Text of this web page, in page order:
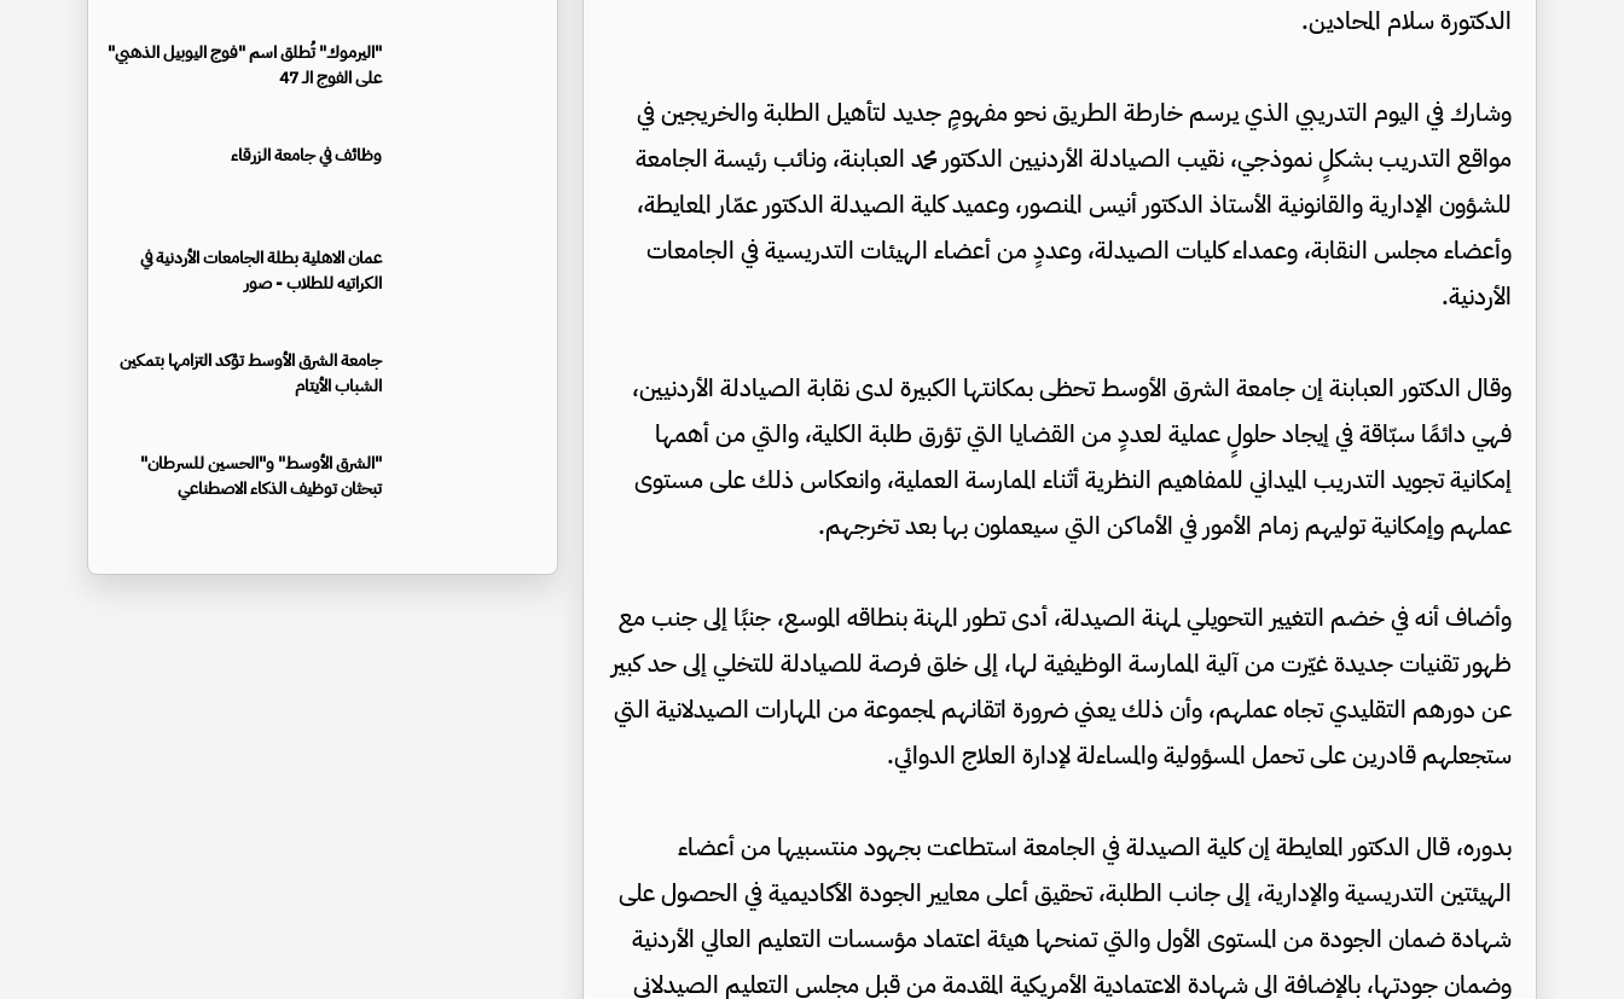
الدكتورة سلام المحادين.
وشارك في اليوم التدريبي الذي يرسم خارطة الطريق نحو مفهومٍ جديد لتأهيل الطلبة والخريجين في
مواقع التدريب بشكلٍ نموذجي، نقيب الصيادلة الأردنيين الدكتور محمد العبابنة، ونائب رئيسة الجامعة
للشؤون الإدارية والقانونية الأستاذ الدكتور أنيس المنصور، وعميد كلية الصيدلة الدكتور عمّار المعايطة،
وأعضاء مجلس النقابة، وعمداء كليات الصيدلة، وعددٍ من أعضاء الهيئات التدريسية في الجامعات
الأردنية.
وقال الدكتور العبابنة إن جامعة الشرق الأوسط تحظى بمكانتها الكبيرة لدى نقابة الصيادلة الأردنيين،
فهي دائمًا سبّاقة في إيجاد حلولٍ عملية لعددٍ من القضايا التي تؤرق طلبة الكلية، والتي من أهمها
إمكانية تجويد التدريب الميداني للمفاهيم النظرية أثناء الممارسة العملية، وانعكاس ذلك على مستوى
عملهم وإمكانية توليهم زمام الأمور في الأماكن التي سيعملون بها بعد تخرجهم.
وأضاف أنه في خضم التغيير التحويلي لمهنة الصيدلة، أدى تطور المهنة بنطاقه الموسع، جنبًا إلى جنب مع
ظهور تقنيات جديدة غيّرت من آلية الممارسة الوظيفية لها، إلى خلق فرصة للصيادلة للتخلي إلى حد كبير
عن دورهم التقليدي تجاه عملهم، وأن ذلك يعني ضرورة اتقانهم لمجموعة من المهارات الصيدلانية التي
ستجعلهم قادرين على تحمل المسؤولية والمساءلة لإدارة العلاج الدوائي.
بدوره، قال الدكتور المعايطة إن كلية الصيدلة في الجامعة استطاعت بجهود منتسبيها من أعضاء
الهيئتين التدريسية والإدارية، إلى جانب الطلبة، تحقيق أعلى معايير الجودة الأكاديمية في الحصول على
شهادة ضمان الجودة من المستوى الأول والتي تمنحها هيئة اعتماد مؤسسات التعليم العالي الأردنية
وضمان جودتها، بالإضافة الى شهادة الاعتمادية الأمريكية المقدمة من قبل مجلس التعليم الصيدلاني
"اليرموك" تُطلق اسم "فوج اليوبيل الذهبي"
على الفوج الـ 47
وظائف في جامعة الزرقاء
عمان الاهلية بطلة الجامعات الأردنية في
الكراتيه للطلاب - صور
جامعة الشرق الأوسط تؤكد التزامها بتمكين
الشباب الأيتام
"الشرق الأوسط" و"الحسين للسرطان"
تبحثان توظيف الذكاء الاصطناعي